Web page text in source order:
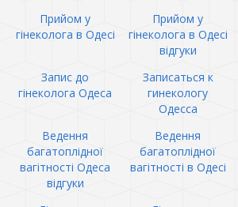
Прийом у
гінеколога в Одесі
Прийом у
гінеколога в Одесі
відгуки
Запис до
гінеколога Одеса
Записаться к
гинекологу
Одесса
Ведення
багатоплідної
вагітності Одеса
відгуки
Ведення
багатоплідної
вагітності в Одесі